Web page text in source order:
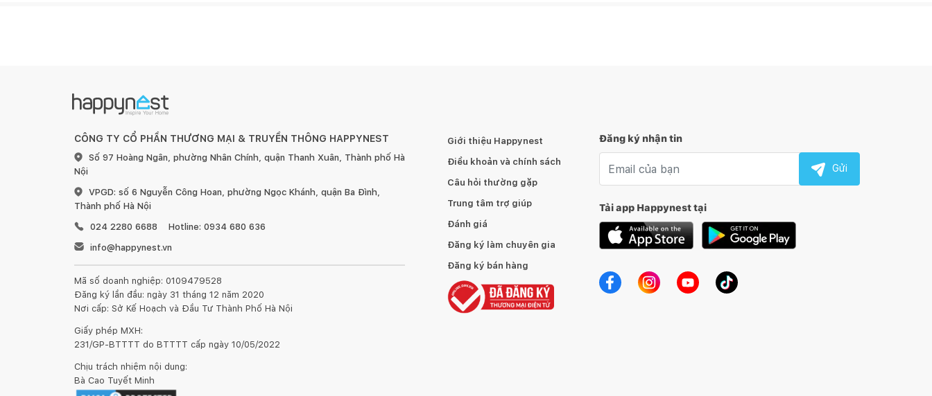
CÔNG TY CỔ PHẦN THƯƠNG MẠI & TRUYỀN THÔNG HAPPYNEST
Số 97 Hoàng Ngân, phường Nhân Chính, quận Thanh Xuân, Thành phố Hà
Nội
VPGD: số 6 Nguyễn Công Hoan, phường Ngọc Khánh, quận Ba Đình,
Thành phố Hà Nội
024 2280 6688
Hotline: 0934 680 636
info@happynest.vn
Mã số doanh nghiệp: 0109479528
Đăng ký lần đầu: ngày 31 tháng 12 năm 2020
Nơi cấp: Sở Kế Hoạch và Đầu Tư Thành Phố Hà Nội
Giấy phép MXH:
231/GP-BTTTT do BTTTT cấp ngày 10/05/2022
Chịu trách nhiệm nội dung:
Bà Cao Tuyết Minh
Giới thiệu Happynest
Điều khoản và chính sách
Câu hỏi thường gặp
Trung tâm trợ giúp
Đánh giá
Đăng ký làm chuyên gia
Đăng ký bán hàng
Đăng ký nhận tin
Gửi
Tải app Happynest tại